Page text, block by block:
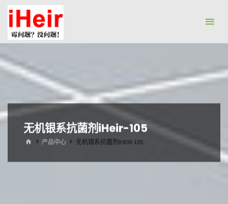
容。
防
剂|
干
燥
无机银系抗菌剂iHeir-105
首 产品中心 无机银系抗菌剂IHEIR-105